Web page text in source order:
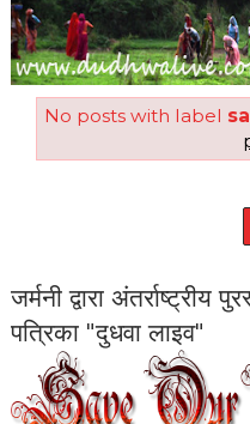
No posts with label
जर्मनी द्वारा अंतर्राष्ट्रीय
पत्रिका "दुधवा लाइव"